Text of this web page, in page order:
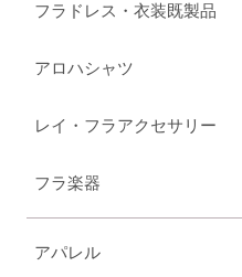
フラドレス・衣装既製品
アロハシャツ
レイ・フラアクセサリー
フラ楽器
アパレル